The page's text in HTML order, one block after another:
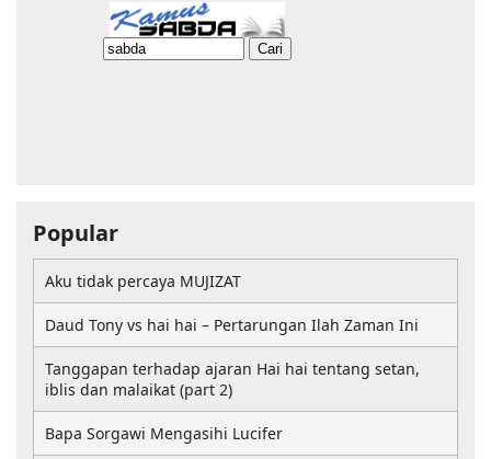
Popular
Aku tidak percaya MUJIZAT
Daud Tony vs hai hai – Pertarungan Ilah Zaman Ini
Tanggapan terhadap ajaran Hai hai tentang setan,
iblis dan malaikat (part 2)
Bapa Sorgawi Mengasihi Lucifer